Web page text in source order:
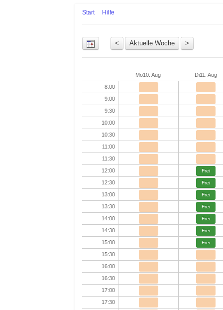
Start Hilfe
Mo10. Aug Di11. Aug
8:00
9:00
9:30
10:00
10:30
11:00
11:30
12:00
Frei
12:30 Frei
13:00 Frei
13:30 Frei
14:00 Frei
14:30 Frei
15:00 Frei
15:30
16:00
16:30
17:00
17:30